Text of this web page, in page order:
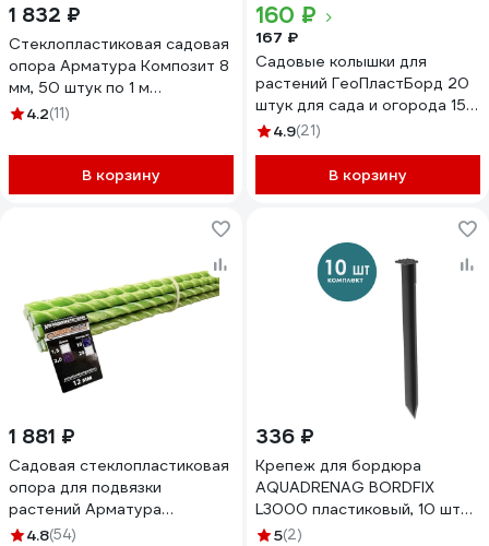
1 832 ₽
Стеклопластиковая садовая
опора Арматура Композит 8
мм, 50 штук по 1 м
4660228920427
4.2(11)
В корзину
160 ₽
167 ₽
Садовые колышки для
растений ГеоПластБорд 20
штук для сада и огорода 15
см УТ-00000924
4.9(21)
В корзину
1 881 ₽
Садовая стеклопластиковая
опора для подвязки
растений Арматура
Композит 12 мм, 10 шт.,
4.8(54)
336 ₽
Крепеж для бордюра
AQUADRENAG BORDFIX
L3000 пластиковый, 10 шт
830010
5(2)